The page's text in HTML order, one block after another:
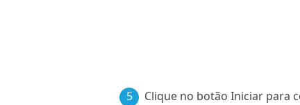
5 Clique no botão Iniciar para